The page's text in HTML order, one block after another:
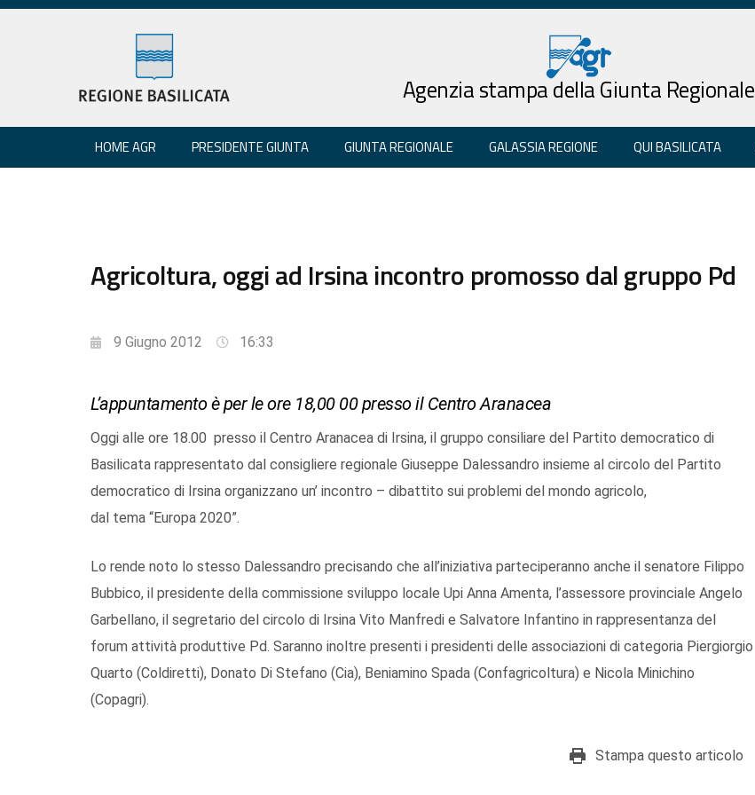
Agenzia stampa della Giunta Regionale
HOME AGR PRESIDENTE GIUNTA GIUNTA REGIONALE GALASSIA REGIONE QUI BASILICATA
Agricoltura, oggi ad Irsina incontro promosso dal gruppo Pd
9 Giugno 2012 16:33
L’appuntamento è per le ore 18,00 00 presso il Centro Aranacea
Oggi alle ore 18.00 presso il Centro Aranacea di Irsina, il gruppo consiliare del Partito democratico di
Basilicata rappresentato dal consigliere regionale Giuseppe Dalessandro insieme al circolo del Partito
democratico di Irsina organizzano un’ incontro – dibattito sui problemi del mondo agricolo,
dal tema “Europa 2020”.
Lo rende noto lo stesso Dalessandro precisando che all’iniziativa parteciperanno anche il senatore Filippo
Bubbico, il presidente della commissione sviluppo locale Upi Anna Amenta, l’assessore provinciale Angelo
Garbellano, il segretario del circolo di Irsina Vito Manfredi e Salvatore Infantino in rappresentanza del
forum attività produttive Pd. Saranno inoltre presenti i presidenti delle associazioni di categoria Piergiorgio
Quarto (Coldiretti), Donato Di Stefano (Cia), Beniamino Spada (Confagricoltura) e Nicola Minichino
(Copagri).
Stampa questo articolo